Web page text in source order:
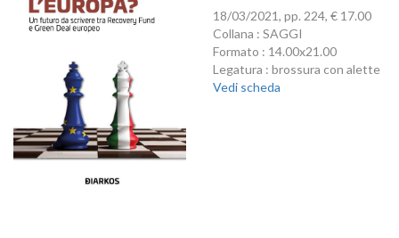
18/03/2021, pp. 224, € 17.00
Collana : SAGGI
Formato : 14.00x21.00
Legatura : brossura con alette
Vedi scheda